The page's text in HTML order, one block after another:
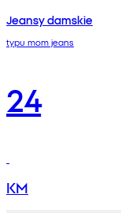
Jeansy damskie
typu mom jeans
24
KM